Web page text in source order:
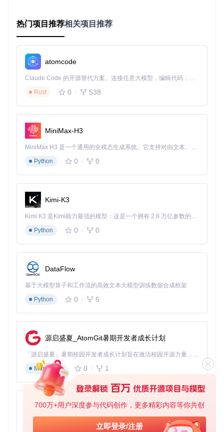
700万+用户深度参与代码创作，更多精彩内容等你共创
立即登录/注册
# 启动容器化服务
该方案将前端资源构建、后端服务部署、数据库配置等流程全
部容器化，避免了传统部署中的环境依赖问题，平均部署时间
从传统方式的2小时缩短至10分钟以内。
支持批量导入姓名、工号、部门等字段
自动去重与格式校验
实时数据更新功能
抽奖结果Excel导出
实际测试表明，系统可在30秒内完成1000条人员数据的导入
与校验，数据处理效率较传统手动录入方式提升20倍。
图2：Excel数据导入导出功能 - 企业年会高效数据管理工具
场景化应用策略：从规则设计到现场执行的实战
应用策略：多轮抽奖规则设计与奖品梯度配置
成功的年会抽奖需要科学的规则设计。基于lottery系统的多轮
预热轮次：设置10-20名安慰奖（如漫步者耳机等实用小
礼品），使用较快的抽奖动画速度，快速调动气氛
主体轮次：依次抽取三等奖（Kindle电子书等）、二等奖
动画速度
高潮轮次：压轴抽取一等奖（iPad平板）和特等奖（MacB
ook Pro），采用慢动作定格效果增强仪式感
应用策略：现场执行的技术保障与应急预案
热门项目推荐相关项目推荐
atomcode
Claude Code 的开源替代方案。连接任意大模型，编辑代码，运行命令，自动验证 — 全自动执行。用 Rust 构建，极致性能。 ｜ An open-source alternative to Claude Code. Connect any LLM, edit code, run commands, and verify changes — autonomously. Built in Rust for speed. Get Started
Rust
0 538
MiniMax-H3
MiniMax H3 是一个通用的全模态生成系统。它支持对由文本、图像、视频和音频组成的多模态上下文进行统一理解，并能生成分辨率高达 2K、时长可达 15 秒的带原生立体声音频的视频。得益于面向任务泛化的系统设计，H3 在预训练阶段就已具备广泛的多模态上下文理解与生成能力，能够出色地执行复杂的多模态指令。
Python
0 0
Kimi-K3
Kimi K3 是Kimi能力最强的模型：这是一个拥有 2.8 万亿参数的混合专家（MoE）模型，具备原生视觉理解能力，并支持 100 万 token 的上下文窗口。
Python
0 0
DataFlow
基于大模型算子和工作流的高效文本大模型训练数据合成框架
Python
0 5
源启盛夏_AtomGit暑期开发者成长计划
「源启盛夏」暑期校园开发者成长计划旨在激活校园开源力量，通过积分激励、认证扶持、资源倾斜等形式，引导高校组织和开发者完成「入驻 — 建项目 — 做贡献 — 获认证 — 得资源」的完整闭环。无论你是想带领社团入驻平台的组织者，还是希望用代码贡献证明自己的开发者，都能在这里找到属于你的成长路径。
Markdown
0 1
py-xiaozhi
基于Python的Xiaozhi AI，适用于想要完整Xiaozhi体验而无需拥有专用硬件的用户。